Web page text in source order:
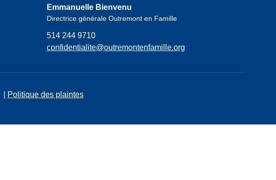
Emmanuelle Bienvenu
Directrice générale Outremont en Famille
514 244 9710
confidentialite@outremontenfamille.org
Politique des plaintes